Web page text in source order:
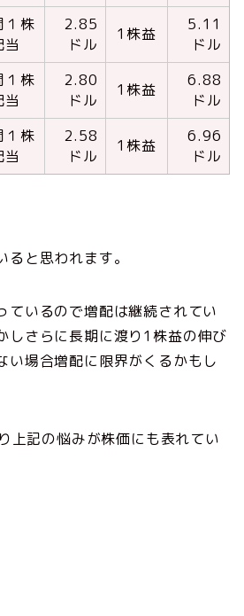
１株
当
2.85
ドル
1株益
5.11
ドル
１株
当
2.80
ドル
1株益
6.88
ドル
１株
当
2.58
ドル
1株益
6.96
ドル
ると思われます。
ているので増配は継続されてい
しさらに長期に渡り1株益の伸び
い場合増配に限界がくるかもし
上記の悩みが株価にも表れてい